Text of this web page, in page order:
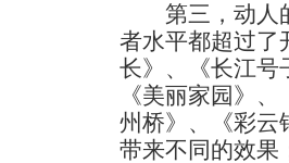
第三，动人的
者水平都超过了
长》、《长江号
《美丽家园》
州桥》、《彩云
带来不同的效果